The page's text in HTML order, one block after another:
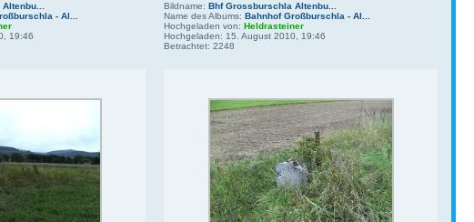
- Al...
19:46
Bildname: Bhf Grossburschla Altenbu...
Name des Albums: Bahnhof Großburschla - Al...
Hochgeladen von: Heldrasteiner
Hochgeladen: 15. August 2010, 19:46
Betrachtet: 2248